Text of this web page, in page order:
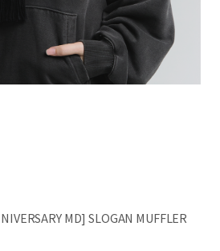
MD] SLOGAN MUFFLER